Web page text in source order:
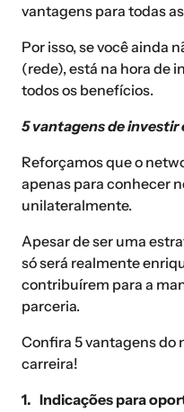
vantagens para todas
Por isso, se você ainda
(rede), está na hora de
todos os benefícios.
5 vantagens de
Reforçamos que o
apenas para conhecer
unilateralmente.
Apesar de ser uma
só será realmente
contribuírem para a
parceria.
Confira 5 vantagens do
carreira!
1. Indicações para